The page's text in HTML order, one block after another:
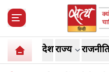
देशराज्य राजनीति